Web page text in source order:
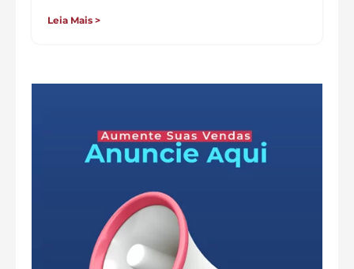
Leia Mais >